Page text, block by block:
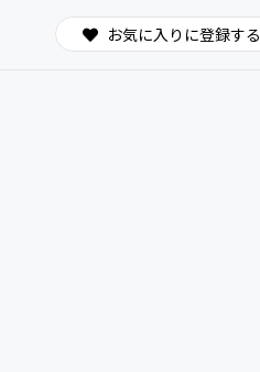
お気に入りに登録する